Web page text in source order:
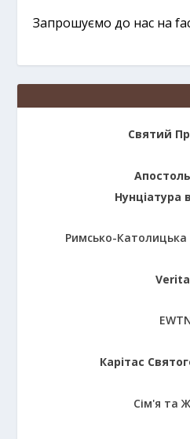
Запрошуємо до нас на
Святий
Нунціатура
Римсько-Католицька
Карітас
Сім'я та